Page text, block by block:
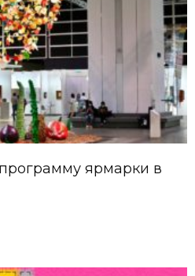
ярмарки в